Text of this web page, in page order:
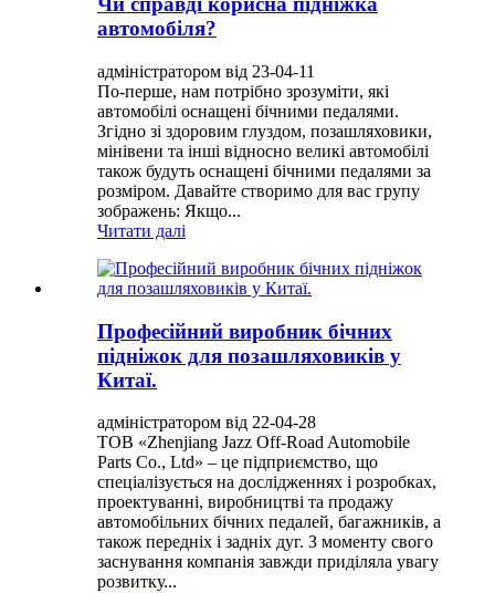
автомобіля?
адміністратором від 23-04-11
По-перше, нам потрібно зрозуміти, які
автомобілі оснащені бічними педалями.
Згідно зі здоровим глуздом, позашляховики,
мінівени та інші відносно великі автомобілі
також будуть оснащені бічними педалями за
розміром. Давайте створимо для вас групу
зображень: Якщо...
Читати далі
Професійний виробник бічних
підніжок для позашляховиків у
Китаї.
адміністратором від 22-04-28
ТОВ «Zhenjiang Jazz Off-Road Automobile
Parts Co., Ltd» – це підприємство, що
спеціалізується на дослідженнях і розробках,
проектуванні, виробництві та продажу
автомобільних бічних педалей, багажників, а
також передніх і задніх дуг. З моменту свого
заснування компанія завжди приділяла увагу
розвитку...